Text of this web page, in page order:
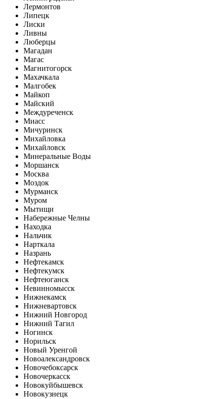
Лермонтов
Липецк
Лиски
Ливны
Люберцы
Магадан
Магас
Магнитогорск
Махачкала
Малгобек
Майкоп
Майский
Междуреченск
Миасс
Мичуринск
Михайловка
Михайловск
Минеральные Воды
Моршанск
Москва
Моздок
Мурманск
Муром
Мытищи
Набережные Челны
Находка
Нальчик
Нарткала
Назрань
Нефтекамск
Нефтекумск
Нефтеюганск
Невинномысск
Нижнекамск
Нижневартовск
Нижний Новгород
Нижний Тагил
Ногинск
Норильск
Новый Уренгой
Новоалександровск
Новочебоксарск
Новочеркасск
Новокуйбышевск
Новокузнецк